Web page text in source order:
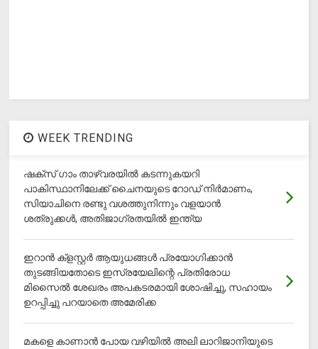
WEEK TRENDING
ഷക്സ് ​ഗാം താഴ്‌വരയിൽ കടന്നുകയറി
പാകിസ്ഥാനിലേക്ക് ചൈനയുടെ റോഡ് നിർമാണം,
സിയാചിനെ രണ്ടു വശത്തുനിന്നും വളയാൻ
ശത്രുക്കൾ, അതിജാ​ഗ്രതയിൽ ഇന്ത്യ
ഇറാന്‍ ക്‌ളസ്റ്റര്‍ ആയുധങ്ങള്‍ പ്രയോഗിക്കാന്‍
തുടങ്ങിയതോടെ ഇസ്രയേലിന്റെ പ്രതിരോധ
മിസൈല്‍ ശേഖരം അപകടരമായി ശോഷിച്ചു, സഹായം
ഉറപ്പിച്ചു പറയാതെ അമേരിക്ക
മകളെ കാണാന്‍ പോയ വഴിയില്‍ അലി ലാറിജാനിയുടെ